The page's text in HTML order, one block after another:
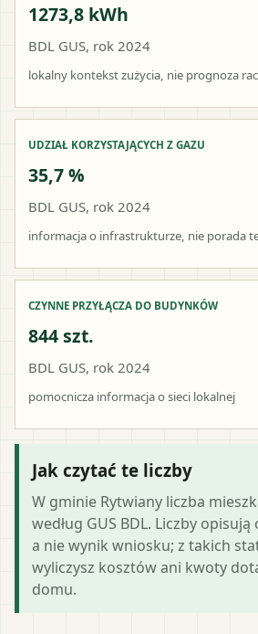
1273,8 kWh
BDL GUS, rok 2024
lokalny kontekst zużycia, nie prognoza
UDZIAŁ KORZYSTAJĄCYCH Z GAZU
35,7 %
BDL GUS, rok 2024
informacja o infrastrukturze, nie porada
CZYNNE PRZYŁĄCZA DO BUDYNKÓW
844 szt.
BDL GUS, rok 2024
pomocnicza informacja o sieci lokalnej
Jak czytać te liczby
W gminie Rytwiany liczba
według GUS BDL. Liczby
a nie wynik wniosku; z takich
wyliczysz kosztów ani kwoty
domu.